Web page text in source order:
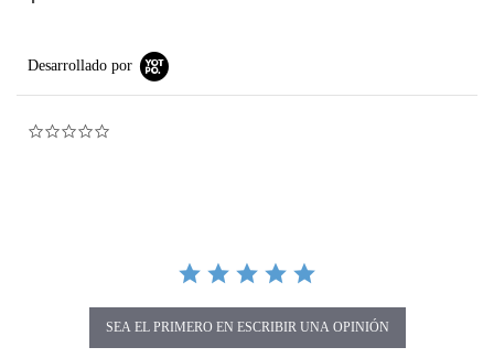
Desarrollado por
SEA EL PRIMERO EN ESCRIBIR UNA OPINIÓN